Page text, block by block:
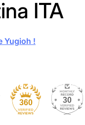
ITA
Yugioh !
360 30